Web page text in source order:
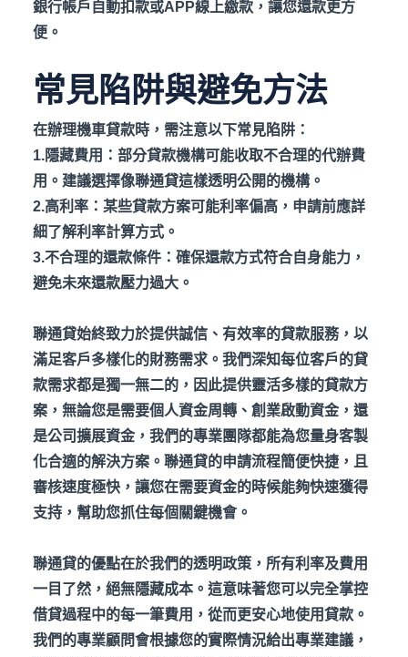
銀行帳戶自動扣款或APP線上繳款，讓您還款更方
便。
常見陷阱與避免方法
在辦理機車貸款時，需注意以下常見陷阱：
1.隱藏費用：部分貸款機構可能收取不合理的代辦費
用。建議選擇像聯通貸這樣透明公開的機構。
2.高利率：某些貸款方案可能利率偏高，申請前應詳
細了解利率計算方式。
3.不合理的還款條件：確保還款方式符合自身能力，
避免未來還款壓力過大。
聯通貸始終致力於提供誠信、有效率的貸款服務，以
滿足客戶多樣化的財務需求。我們深知每位客戶的貸
款需求都是獨一無二的，因此提供靈活多樣的貸款方
案，無論您是需要個人資金周轉、創業啟動資金，還
是公司擴展資金，我們的專業團隊都能為您量身客製
化合適的解決方案。聯通貸的申請流程簡便快捷，且
審核速度極快，讓您在需要資金的時候能夠快速獲得
支持，幫助您抓住每個關鍵機會。
聯通貸的優點在於我們的透明政策，所有利率及費用
一目了然，絕無隱藏成本。這意味著您可以完全掌控
借貸過程中的每一筆費用，從而更安心地使用貸款。
我們的專業顧問會根據您的實際情況給出專業建議，